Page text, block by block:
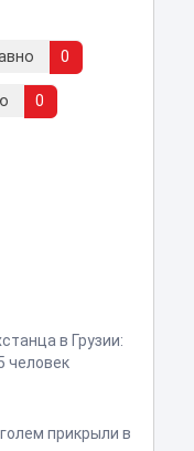
0
0
в Грузии:
человек
прикрыли в